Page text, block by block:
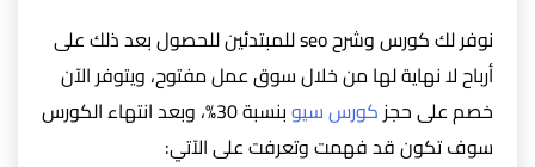
نوفر لك كورس وشرح seo للمبتدئين للحصول بعد ذلك على
أرباح لا نهاية لها من خلال سوق عمل مفتوح، ويتوفر الآن
خصم على حجزكورس سيو
بنسبة 30%، وبعد انتهاء الكورس
سوف تكون قد فهمت وتعرفت على الآتي: